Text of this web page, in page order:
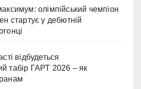
олімпійський чемпіон
стартує у дебютній
відбудеться
табір ГАРТ 2026 – як